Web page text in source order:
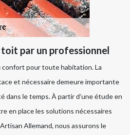
par un professionnel
pour toute habitation. La
et nécessaire demeure importante
dans le temps. À partir d’une étude en
en place les solutions nécessaires
Allemand, nous assurons le